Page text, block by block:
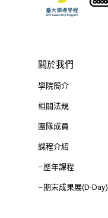
關於我們
學院簡介
相關法規
團隊成員
課程介紹
–歷年課程
–期末成果展(D-Day)